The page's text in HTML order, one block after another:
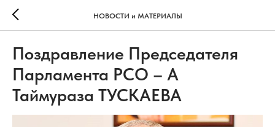
НОВОСТИ и МАТЕРИАЛЫ
Поздравление Председателя
Парламента РСО – А
Таймураза ТУСКАЕВА